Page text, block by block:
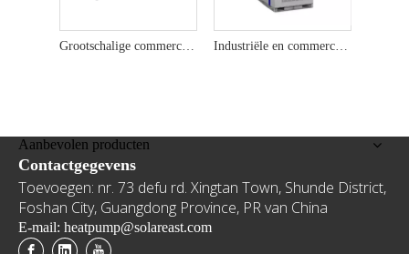
Grootschalige commerciële en industriële ESS | High-Power Energy Storage System voor Sustainable Grid Solutions Industriële en commerciële energieopslag SE215L-100K
Aanbevolen producten
Contactgegevens
Toevoegen: nr. 73 defu rd. Xingtan Town, Shunde District,
Foshan City, Guangdong Province, PR van China
E-mail: heatpump@solareast.com